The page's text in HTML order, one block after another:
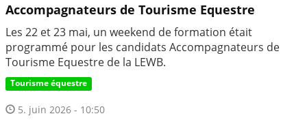
Accompagnateurs de Tourisme Equestre
Les 22 et 23 mai, un weekend de formation était
programmé pour les candidats Accompagnateurs de
Tourisme Equestre de la LEWB.
Tourisme équestre
5. juin 2026 - 10:50